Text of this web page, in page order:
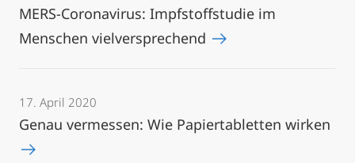
MERS-Coronavirus: Impfstoffstudie im
Menschen vielversprechend
17. April 2020
Genau vermessen: Wie Papiertabletten wirken